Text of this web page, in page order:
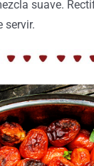
suave.
servir.